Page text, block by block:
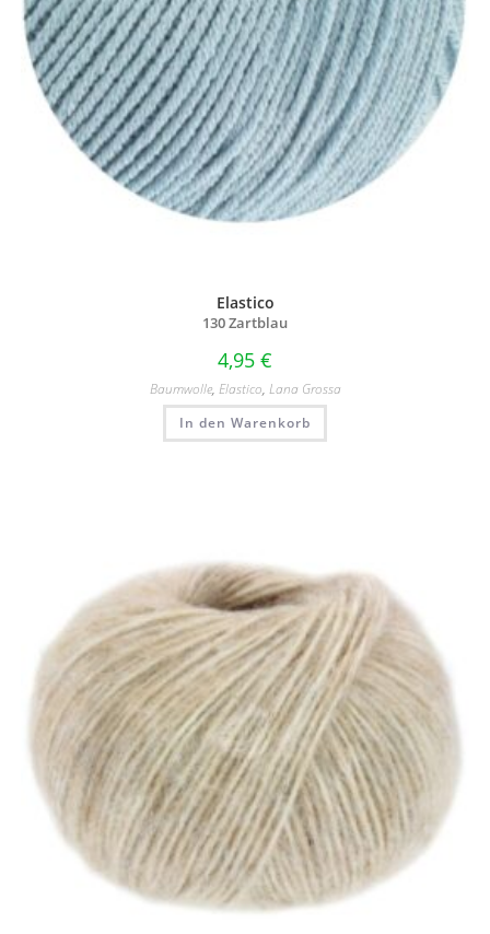
Elastico
130 Zartblau
4,95 €
Baumwolle, Elastico, Lana Grossa
In den Warenkorb